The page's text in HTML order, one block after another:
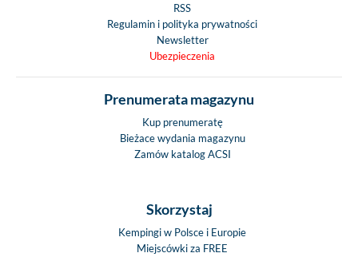
RSS
Regulamin i polityka prywatności
Newsletter
Ubezpieczenia
Prenumerata magazynu
Kup prenumeratę
Bieżace wydania magazynu
Zamów katalog ACSI
Skorzystaj
Kempingi w Polsce i Europie
Miejscówki za FREE